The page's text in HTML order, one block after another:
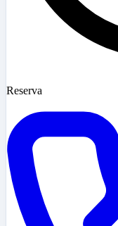
Reserva